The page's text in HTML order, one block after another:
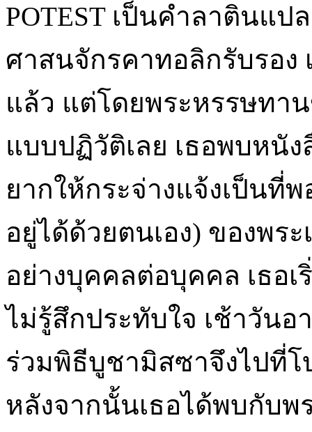
POTEST เป็นคำลาตินแ
ศาสนจักรคาทอลิกรับรอง
แล้ว แต่โดยพระหรรษทา
แบบปฏิวัติเลย เธอพบหนัง
ยากให้กระจ่างแจ้งเป็นที่พ
อยู่ได้ด้วยตนเอง) ของพร
อย่างบุคคลต่อบุคคล เธอ
ไม่รู้สึกประทับใจ เช้าวันอ
ร่วมพิธีบูชามิสซาจึงไปที่โ
หลังจากนั้นเธอได้พบกับพ